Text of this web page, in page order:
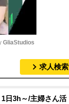
GliaStudios
求人検索
日3h～/主婦さん活